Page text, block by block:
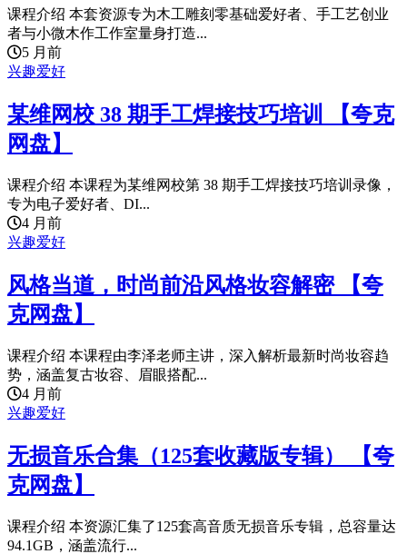
课程介绍 本套资源专为木工雕刻零基础爱好者、手工艺创业
者与小微木作工作室量身打造...
5 月前
兴趣爱好
某维网校 38 期手工焊接技巧培训 【夸克
网盘】
课程介绍 本课程为某维网校第 38 期手工焊接技巧培训录像，
专为电子爱好者、DI...
4 月前
兴趣爱好
风格当道，时尚前沿风格妆容解密 【夸
克网盘】
课程介绍 本课程由李泽老师主讲，深入解析最新时尚妆容趋
势，涵盖复古妆容、眉眼搭配...
4 月前
兴趣爱好
无损音乐合集（125套收藏版专辑） 【夸
克网盘】
课程介绍 本资源汇集了125套高音质无损音乐专辑，总容量达
94.1GB，涵盖流行...